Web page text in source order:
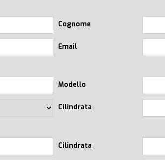
Cognome
Email
Modello
Cilindrata
Cilindrata